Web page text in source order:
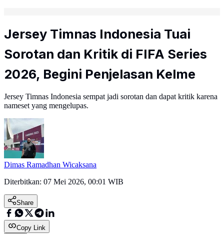
Jersey Timnas Indonesia Tuai
Sorotan dan Kritik di FIFA Series
2026, Begini Penjelasan Kelme
Jersey Timnas Indonesia sempat jadi sorotan dan dapat kritik karena
nameset yang mengelupas.
Dimas Ramadhan Wicaksana
Diterbitkan: 07 Mei 2026, 00:01 WIB
Share
Copy Link